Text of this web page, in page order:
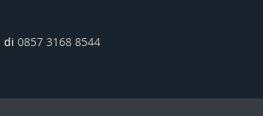
di 0857 3168 8544